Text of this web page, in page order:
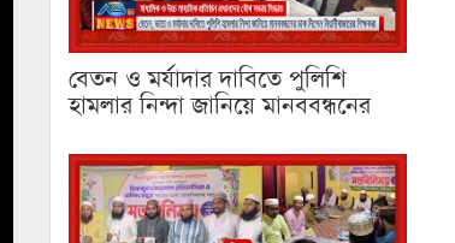
বেতন ও মর্যাদার দাবিতে পুলিশি
হামলার নিন্দা জানিয়ে মানববন্ধনের